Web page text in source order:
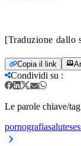
[Traduzione dallo
Copia il link
Condividi su :
Le parole chiave/
pornografiasalute